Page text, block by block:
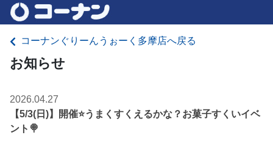
コーナンぐりーんうぉーく多摩店へ戻る
お知らせ
2026.04.27
【5/3(日)】開催⭐️うまくすくえるかな？お菓子すくいイベ
ント🍭